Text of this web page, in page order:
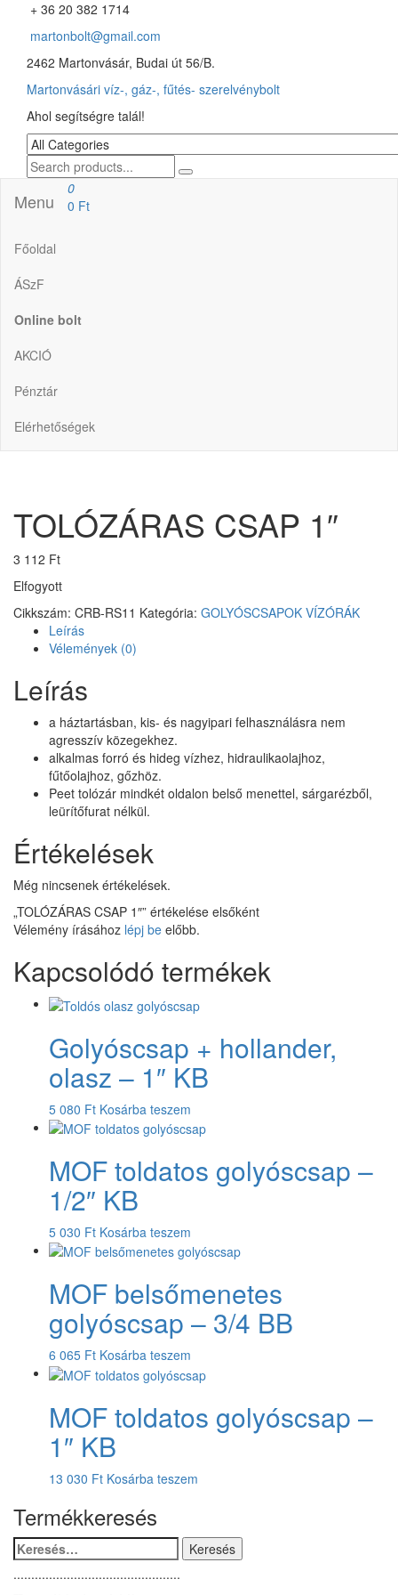
+ 36 20 382 1714
martonbolt@gmail.com
2462 Martonvásár, Budai út 56/B.
Martonvásári víz-, gáz-, fűtés- szerelvénybolt
Ahol segítségre talál!
Menu
0
0 Ft
Főoldal
ÁSzF
Online bolt
AKCIÓ
Pénztár
Elérhetőségek
TOLÓZÁRAS CSAP 1″
3 112 Ft
Elfogyott
Cikkszám: CRB-RS11 Kategória: GOLYÓSCSAPOK VÍZÓRÁK
Leírás
Vélemények (0)
Leírás
a háztartásban, kis- és nagyipari felhasználásra nem
agresszív közegekhez.
alkalmas forró és hideg vízhez, hidraulikaolajhoz,
fűtőolajhoz, gőzhöz.
Peet tolózár mindkét oldalon belső menettel, sárgarézből,
leürítőfurat nélkül.
Értékelések
Még nincsenek értékelések.
„TOLÓZÁRAS CSAP 1″” értékelése elsőként
Vélemény írásához lépj be előbb.
Kapcsolódó termékek
Golyóscsap + hollander,
olasz – 1″ KB
5 080 Ft Kosárba teszem
MOF toldatos golyóscsap –
1/2″ KB
5 030 Ft Kosárba teszem
MOF belsőmenetes
golyóscsap – 3/4 BB
6 065 Ft Kosárba teszem
MOF toldatos golyóscsap –
1″ KB
13 030 Ft Kosárba teszem
Termékkeresés
Keresés:
...............................................